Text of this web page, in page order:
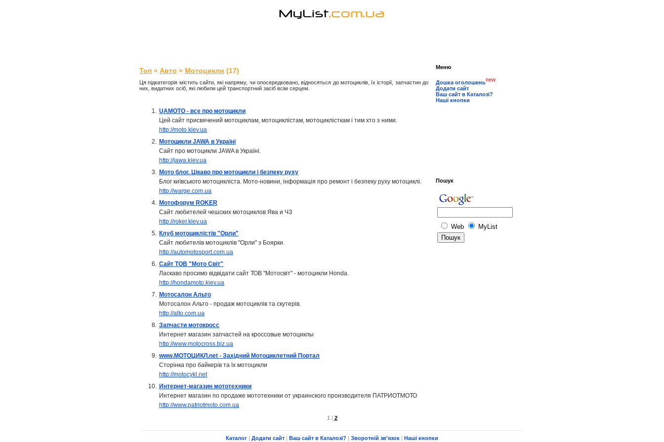
Топ » Авто » Мотоцикли (17)
Ця підкатегорія містить сайти, які напряму, чи опосередковано, відносяться до мотоциклів, їх історії, запчастин до
них, видатних осіб, які любили цей транспортний засіб всім серцем.
1. UAMOTO - все про мотоцикли
Цей сайт присвячений мотоциклам, мотоциклістам, мотоциклісткам і тим хто з ними.
http://moto.kiev.ua
2. Мотоцикли JAWA в Україні
Сайт про мотоцикли JAWA в Україні.
http://jawa.kiev.ua
3. Мото блог. Цікаво про мотоцикли і безпеку руху
Блог київського мотоцикліста. Мото-новини, інформація про ремонт і безпеку руху мотоциклі.
http://warge.com.ua
4. Мотофорум ROKER
Сайт любителей чешских мотоциклов Ява и ЧЗ
http://roker.kiev.ua
5. Клуб мотоциклістів "Орли"
Сайт любителів мотоциклів "Орли" з Боярки.
http://automotosport.com.ua
6. Сайт ТОВ "Мото Cвіт"
Ласкаво просимо відвідати сайт ТОВ "Мотосвіт" - мотоцикли Honda.
http://hondamoto.kiev.ua
7. Мотосалон Альто
Мотосалон Альто - продаж мотоциклів та скутерів.
http://alto.com.ua
8. Запчасти мотокросс
Интернет магазин запчастей на кроссовые мотоциклы
http://www.motocross.biz.ua
9. www.МОТОЦИКЛ.net - Західний Мотоциклетний Портал
Сторінка про байкерів та їх мотоцикли
http://motocykl.net
10. Интернет-магазин мототехники
Интернет магазин по продаже мототехники от украинского производителя ПАТРИОТМОТО
http://www.patriotmoto.com.ua
Меню
Дошка оголошень
new
Додати сайт
Ваш сайт в Каталозі?
Наші кнопки
Пошук
Web MyList
1 | 2
Каталог | Додати сайт | Ваш сайт в Каталозі? | Зворотній зв'язок | Наші кнопки